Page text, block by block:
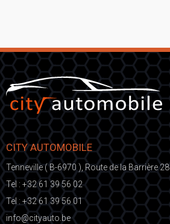
CITY AUTOMOBILE
Tenneville ( B-6970 ), Route de la Barrière 28
Tel : +32 61 39 56 02
Tel : +32 61 39 56 01
eb.otuayt
ic@o
fni